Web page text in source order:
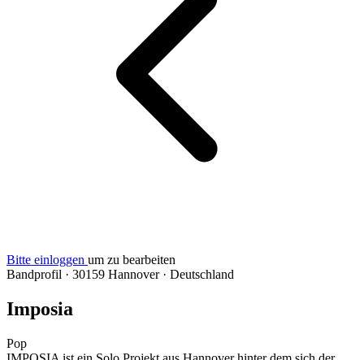
Bitte einloggen um zu bearbeiten
Bandprofil · 30159 Hannover · Deutschland
Imposia
Pop